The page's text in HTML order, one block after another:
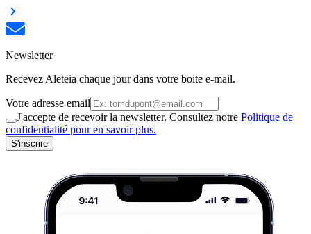
Newsletter
Recevez Aleteia chaque jour dans votre boite e-mail.
Votre adresse email
J'accepte de recevoir la newsletter. Consultez notre Politique de
confidentialité pour en savoir plus.
S'inscrire